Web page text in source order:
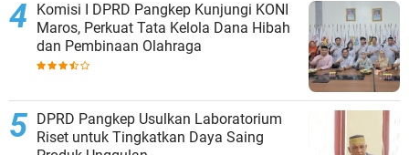
Komisi I DPRD Pangkep Kunjungi KONI
Maros, Perkuat Tata Kelola Dana Hibah
dan Pembinaan Olahraga
DPRD Pangkep Usulkan Laboratorium
Riset untuk Tingkatkan Daya Saing